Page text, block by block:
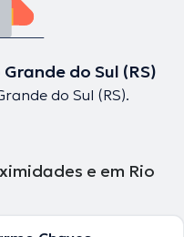
do Sul (RS)
do Sul (RS).
e em Rio